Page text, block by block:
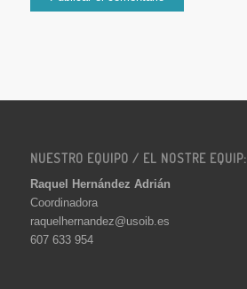
NUESTRO EQUIPO / EL NOSTRE EQUIP:
Raquel Hernández Adrián
Coordinadora
raquelhernandez@usoib.es
607 633 954